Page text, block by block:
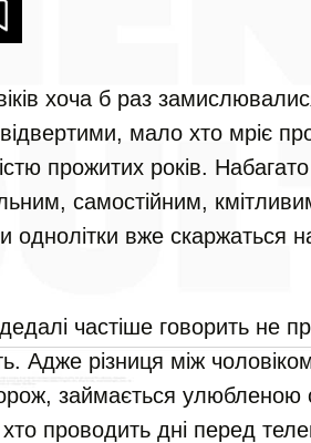
хоча б раз
мало хто мріє
прожитих років.
самостійним,
однолітки вже скаржаться
частіше говорить не
Адже різниця між
займається улюбленою
проводить дні перед